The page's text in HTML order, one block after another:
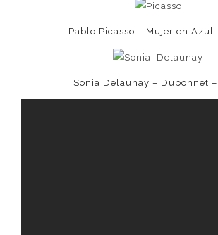
Pablo Picasso – Mujer en Azul
Sonia Delaunay – Dubonnet –